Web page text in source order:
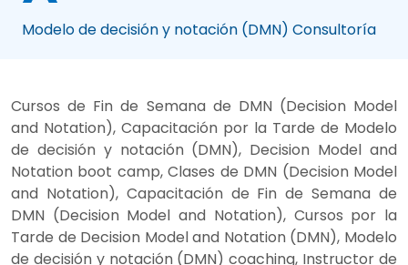
Modelo de decisión y notación (DMN) Consultoría
Cursos de Fin de Semana de DMN (Decision Model
and Notation), Capacitación por la Tarde de Modelo
de decisión y notación (DMN), Decision Model and
Notation boot camp, Clases de DMN (Decision Model
and Notation), Capacitación de Fin de Semana de
DMN (Decision Model and Notation), Cursos por la
Tarde de Decision Model and Notation (DMN), Modelo
de decisión y notación (DMN) coaching, Instructor de